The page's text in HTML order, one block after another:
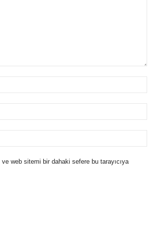
ve web sitemi bir dahaki sefere bu tarayıcıya